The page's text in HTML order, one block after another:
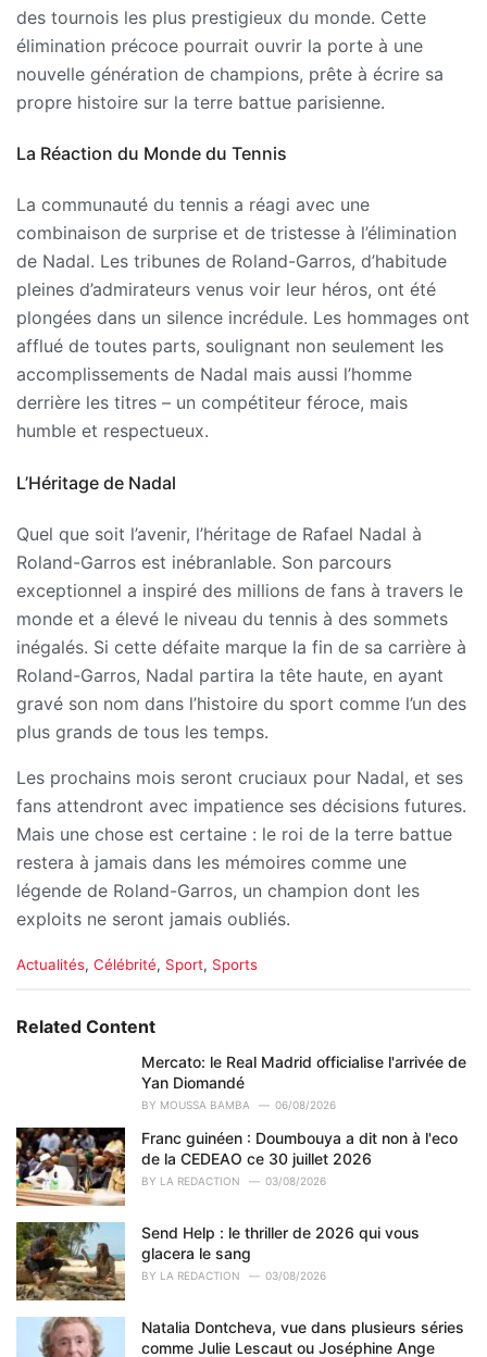
des tournois les plus prestigieux du monde. Cette
élimination précoce pourrait ouvrir la porte à une
nouvelle génération de champions, prête à écrire sa
propre histoire sur la terre battue parisienne.
La Réaction du Monde du Tennis
La communauté du tennis a réagi avec une
combinaison de surprise et de tristesse à l’élimination
de Nadal. Les tribunes de Roland-Garros, d’habitude
pleines d’admirateurs venus voir leur héros, ont été
plongées dans un silence incrédule. Les hommages ont
afflué de toutes parts, soulignant non seulement les
accomplissements de Nadal mais aussi l’homme
derrière les titres – un compétiteur féroce, mais
humble et respectueux.
L’Héritage de Nadal
Quel que soit l’avenir, l’héritage de Rafael Nadal à
Roland-Garros est inébranlable. Son parcours
exceptionnel a inspiré des millions de fans à travers le
monde et a élevé le niveau du tennis à des sommets
inégalés. Si cette défaite marque la fin de sa carrière à
Roland-Garros, Nadal partira la tête haute, en ayant
gravé son nom dans l’histoire du sport comme l’un des
plus grands de tous les temps.
Les prochains mois seront cruciaux pour Nadal, et ses
fans attendront avec impatience ses décisions futures.
Mais une chose est certaine : le roi de la terre battue
restera à jamais dans les mémoires comme une
légende de Roland-Garros, un champion dont les
exploits ne seront jamais oubliés.
C
e
s
:
Actualités, Célébrité, Sport, Sports
Related Content
Mercato: le Real Madrid officialise l'arrivée de
Yan Diomandé
BY MOUSSA BAMBA 06/08/2026
Franc guinéen : Doumbouya a dit non à l'eco
de la CEDEAO ce 30 juillet 2026
BY LA REDACTION 03/08/2026
Send Help : le thriller de 2026 qui vous
glacera le sang
BY LA REDACTION 03/08/2026
Natalia Dontcheva, vue dans plusieurs séries
comme Julie Lescaut ou Joséphine Ange